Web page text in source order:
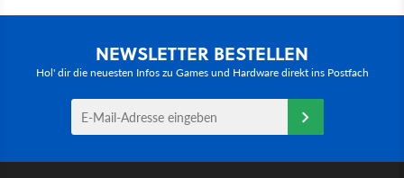
NEWSLETTER BESTELLEN
Hol' dir die neuesten Infos zu Games und Hardware direkt ins Postfach